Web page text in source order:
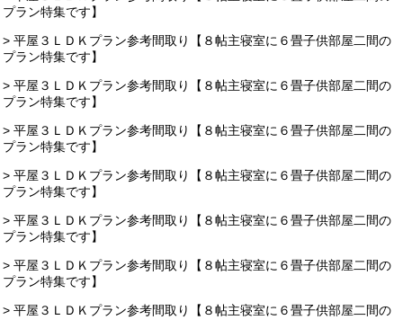
プラン特集です】
> 平屋３ＬＤＫプラン参考間取り【８帖主寝室に６畳子供部屋二間の
プラン特集です】
> 平屋３ＬＤＫプラン参考間取り【８帖主寝室に６畳子供部屋二間の
プラン特集です】
> 平屋３ＬＤＫプラン参考間取り【８帖主寝室に６畳子供部屋二間の
プラン特集です】
> 平屋３ＬＤＫプラン参考間取り【８帖主寝室に６畳子供部屋二間の
プラン特集です】
> 平屋３ＬＤＫプラン参考間取り【８帖主寝室に６畳子供部屋二間の
プラン特集です】
> 平屋３ＬＤＫプラン参考間取り【８帖主寝室に６畳子供部屋二間の
プラン特集です】
> 平屋３ＬＤＫプラン参考間取り【８帖主寝室に６畳子供部屋二間の